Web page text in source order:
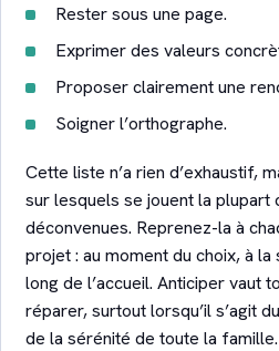
Rester sous une page.
Exprimer des valeurs
Proposer clairement une
Soigner l’orthographe.
Cette liste n’a rien d’exhaustif,
sur lesquels se jouent la plupart
déconvenues. Reprenez-la à
projet : au moment du choix, à la
long de l’accueil. Anticiper vaut
réparer, surtout lorsqu’il s’agit
de la sérénité de toute la famille.